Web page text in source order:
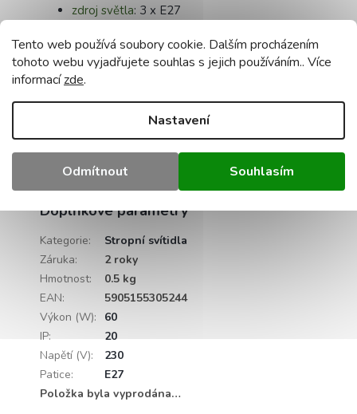
Tento web používá soubory cookie. Dalším procházením
tohoto webu vyjadřujete souhlas s jejich používáním.. Více
informacízde.
Nastavení
Odmítnout Souhlasím
zdroj světla: 3 x E27
materiál stínidla-dřevo
barvapodstavce: černá
průměr základny stínidla
žárovkanenísoučástí dodávky
nastavení převisu: ano
maximální výkon jednoho světelného zdroje:
60 W pro wolframové žárovky / 20 W LED
Doplňkové parametry
Kategorie:
Stropní svítidla
Záruka:
2 roky
Hmotnost:
0.5 kg
EAN:
5905155305244
Výkon (W):
60
IP:
20
Napětí (V):
230
Patice:
E27
Položka byla vyprodána…